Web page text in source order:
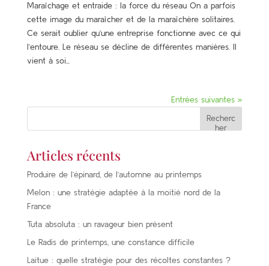
Maraîchage et entraide : la force du réseau On a parfois
cette image du maraîcher et de la maraîchère solitaires.
Ce serait oublier qu’une entreprise fonctionne avec ce qui
l’entoure. Le réseau se décline de différentes manières. Il
vient à soi...
Entrées suivantes »
Recherc
her
Articles récents
Produire de l’épinard, de l’automne au printemps
Melon : une stratégie adaptée à la moitié nord de la
France
Tuta absoluta : un ravageur bien présent
Le Radis de printemps, une constance difficile
Laitue : quelle stratégie pour des récoltes constantes ?